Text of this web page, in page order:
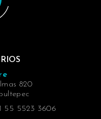
820
55 5523 3606